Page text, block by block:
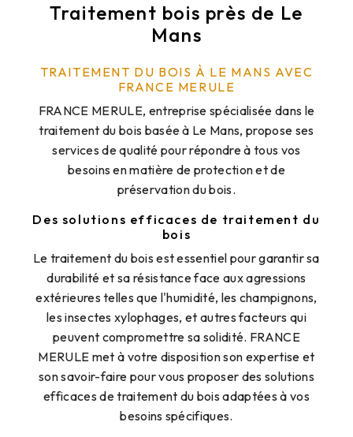
Traitement bois près de Le
Mans
TRAITEMENT DU BOIS À LE MANS AVEC
FRANCE MERULE
FRANCE MERULE, entreprise spécialisée dans le
traitement du bois basée à Le Mans, propose ses
services de qualité pour répondre à tous vos
besoins en matière de protection et de
préservation du bois.
Des solutions efficaces de traitement du
bois
Le traitement du bois est essentiel pour garantir sa
durabilité et sa résistance face aux agressions
extérieures telles que l'humidité, les champignons,
les insectes xylophages, et autres facteurs qui
peuvent compromettre sa solidité. FRANCE
MERULE met à votre disposition son expertise et
son savoir-faire pour vous proposer des solutions
efficaces de traitement du bois adaptées à vos
besoins spécifiques.